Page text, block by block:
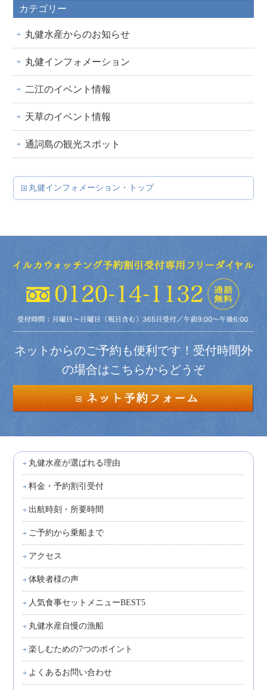
カテゴリー
丸健水産からのお知らせ
丸健インフォメーション
二江のイベント情報
天草のイベント情報
通詞島の観光スポット
丸健インフォメーション・トップ
ネットからのご予約も便利です！受付時間外
の場合はこちらからどうぞ
丸健水産が選ばれる理由
料金・予約割引受付
出航時刻・所要時間
ご予約から乗船まで
アクセス
体験者様の声
人気食事セットメニューBEST5
丸健水産自慢の漁船
楽しむための7つのポイント
よくあるお問い合わせ